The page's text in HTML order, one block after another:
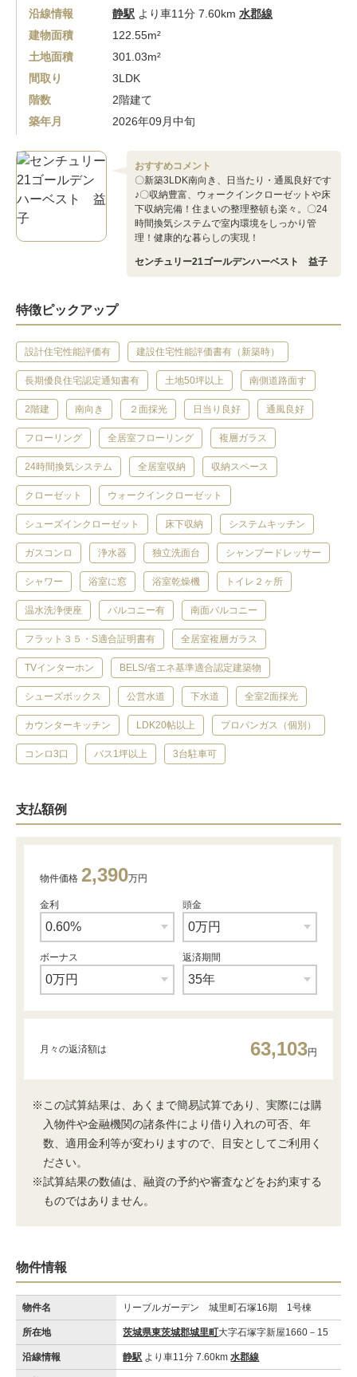
沿線情報
静駅 より車11分 7.60km 水郡線
建物面積
122.55m²
土地面積
301.03m²
間取り
3LDK
階数
2階建て
築年月
2026年09月中旬
おすすめコメント
〇新築3LDK南向き、日当たり・通風良好です
♪〇収納豊富、ウォークインクローゼットや床
下収納完備！住まいの整理整頓も楽々。〇24
時間換気システムで室内環境をしっかり管
理！健康的な暮らしの実現！
センチュリー21ゴールデンハーベスト 益子
特徴ピックアップ
設計住宅性能評価有 建設住宅性能評価書有（新築時）
長期優良住宅認定通知書有 土地50坪以上 南側道路面す
2階建 南向き ２面採光 日当り良好 通風良好
フローリング 全居室フローリング 複層ガラス
24時間換気システム 全居室収納 収納スペース
クローゼット ウォークインクローゼット
シューズインクローゼット 床下収納 システムキッチン
ガスコンロ 浄水器 独立洗面台 シャンプードレッサー
シャワー 浴室に窓 浴室乾燥機 トイレ２ヶ所
温水洗浄便座 バルコニー有 南面バルコニー
フラット３５・S適合証明書有 全居室複層ガラス
TVインターホン BELS/省エネ基準適合認定建築物
シューズボックス 公営水道 下水道 全室2面採光
カウンターキッチン LDK20帖以上 プロパンガス（個別）
コンロ3口 バス1坪以上 3台駐車可
支払額例
物件価格 2,390万円
金利 頭金
ボーナス 返済期間
月々の返済額は 63,103円
※この試算結果は、あくまで簡易試算であり、実際には購
入物件や金融機関の諸条件により借り入れの可否、年
数、適用金利等が変わりますので、目安としてご利用く
ださい。
※試算結果の数値は、融資の予約や審査などをお約束する
ものではありません。
物件情報
物件名 リーブルガーデン 城里町石塚16期 1号棟
所在地 茨城県東茨城郡城里町大字石塚字新屋1660－15
沿線情報 静駅 より車11分 7.60km水郡線